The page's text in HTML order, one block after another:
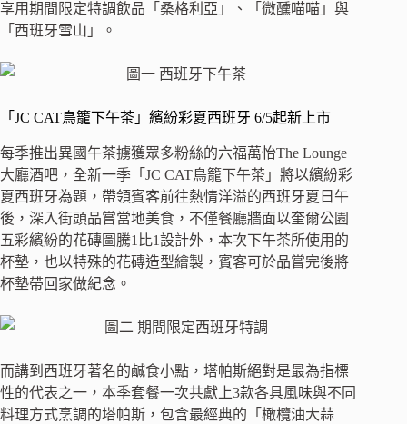
享用期間限定特調飲品「桑格利亞」、「微醺喵喵」與
「西班牙雪山」。
「JC CAT鳥籠下午茶」繽紛彩夏西班牙 6/5起新上市
每季推出異國午茶擄獲眾多粉絲的六福萬怡The Lounge
大廳酒吧，全新一季「JC CAT鳥籠下午茶」將以繽紛彩
夏西班牙為題，帶領賓客前往熱情洋溢的西班牙夏日午
後，深入街頭品嘗當地美食，不僅餐廳牆面以奎爾公園
五彩繽紛的花磚圖騰1比1設計外，本次下午茶所使用的
杯墊，也以特殊的花磚造型繪製，賓客可於品嘗完後將
杯墊帶回家做紀念。
而講到西班牙著名的鹹食小點，塔帕斯絕對是最為指標
性的代表之一，本季套餐一次共獻上3款各具風味與不同
料理方式烹調的塔帕斯，包含最經典的「橄欖油大蒜